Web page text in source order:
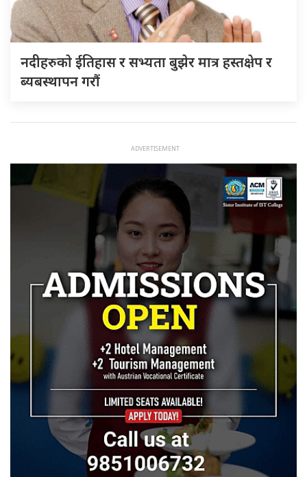
नदीहरुकाे ईतिहास र सभ्यता बुझेर मात्र हस्तक्षेप र
ब्यबस्थापन गराैं